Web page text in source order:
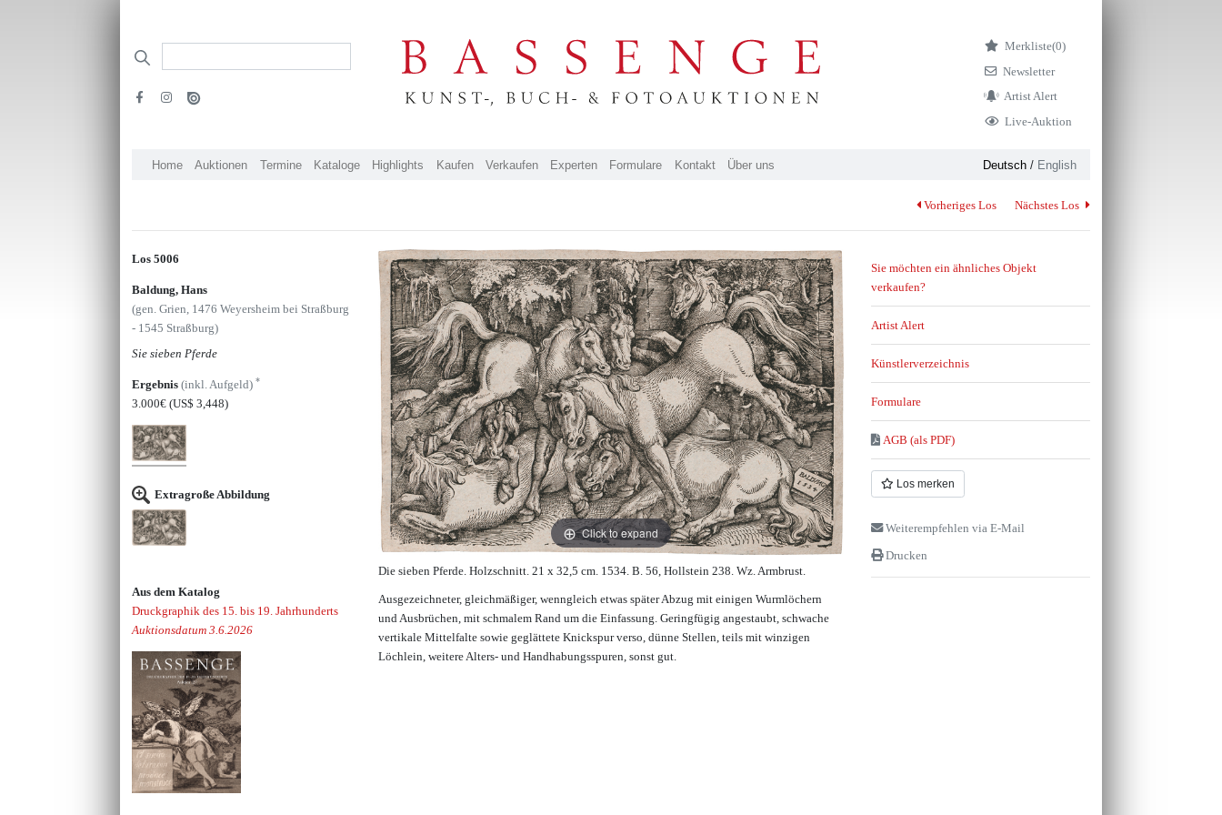
Merkliste(0)
Newsletter
Artist Alert
Live-Auktion
Home Auktionen Termine Kataloge Highlights Kaufen Verkaufen Experten Formulare Kontakt Über uns Deutsch/ English
Vorheriges Los Nächstes Los
Los 5006
Baldung, Hans
(gen. Grien, 1476 Weyersheim bei Straßburg
- 1545 Straßburg)
Sie sieben Pferde
Ergebnis(inkl. Aufgeld)*
3.000€(US$ 3,448)
Extragroße Abbildung
Aus dem Katalog
Druckgraphik des 15. bis 19. Jahrhunderts
Auktionsdatum 3.6.2026
Click to expand
Die sieben Pferde. Holzschnitt. 21 x 32,5 cm. 1534. B. 56, Hollstein 238. Wz. Armbrust.
Ausgezeichneter, gleichmäßiger, wenngleich etwas später Abzug mit einigen Wurmlöchern
und Ausbrüchen, mit schmalem Rand um die Einfassung. Geringfügig angestaubt, schwache
vertikale Mittelfalte sowie geglättete Knickspur verso, dünne Stellen, teils mit winzigen
Löchlein, weitere Alters- und Handhabungsspuren, sonst gut.
Sie möchten ein ähnliches Objekt
verkaufen?
Artist Alert
Künstlerverzeichnis
Formulare
AGB (als PDF)
Los merken
Weiterempfehlen via E-Mail
Drucken